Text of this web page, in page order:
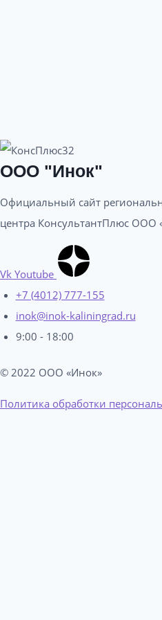
ООО "Инок"
Официальный сайт
центра КонсультантПлюс ООО
Vk Youtube
+7 (4012) 777-155
inok@inok-kaliningrad.ru
9:00 - 18:00
© 2022 ООО «Инок»
Политика обработки